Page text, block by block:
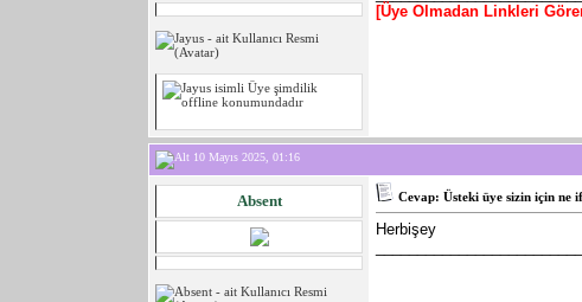
[Üye Olmadan Linkleri
10 Mayıs 2025, 01:16
Absent Cevap: Üsteki üye sizin için ne
Herbişey